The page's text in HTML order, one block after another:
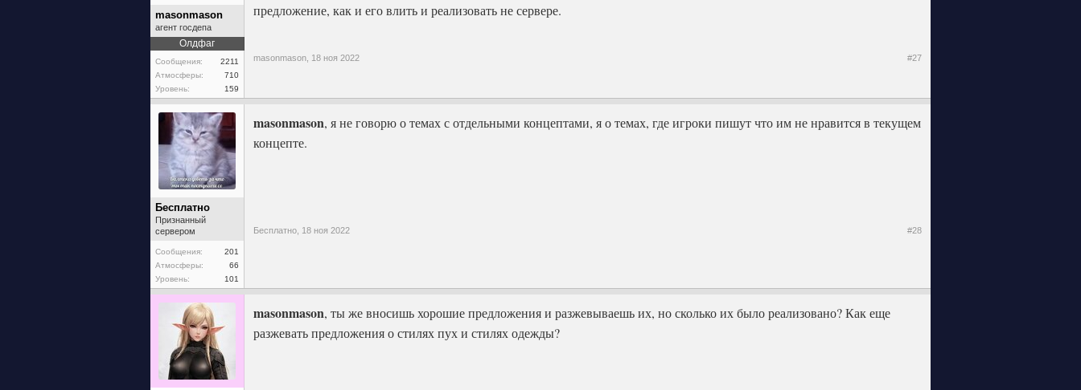
masonmason
агент госдепа
Олдфаг
Сообщения:
2211
Атмосферы:
710
Уровень:
159
предложение, как и его влить и реализовать не сервере.
masonmason, 18 ноя 2022 #27
Бесплатно
Признанный
сервером
Сообщения:
201
Атмосферы:
66
Уровень:
101
masonmason, я не говорю о темах с отдельными концептами, я о темах, где игроки пишут что им не нравится в текущем
концепте.
Бесплатно, 18 ноя 2022 #28
masonmason, ты же вносишь хорошие предложения и разжевываешь их, но сколько их было реализовано? Как еще
разжевать предложения о стилях пух и стилях одежды?